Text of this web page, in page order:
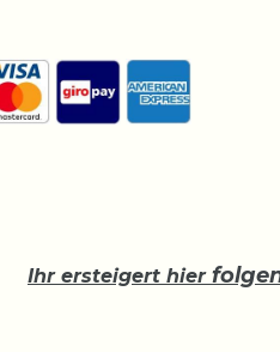
Ihr ersteigert hier